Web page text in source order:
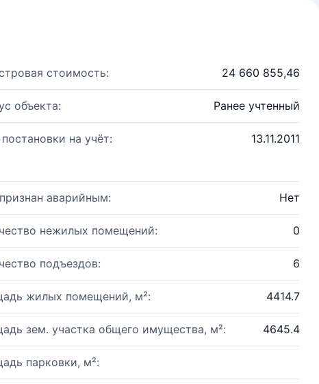
стоимость: 24 660 855,46
объекта: Ранее учтенный
на учёт: 13.11.2011
аварийным: Нет
нежилых помещений: 0
подъездов: 6
жилых помещений, м²: 4414.7
зем. участка общего имущества, м²: 4645.4
парковки, м²: